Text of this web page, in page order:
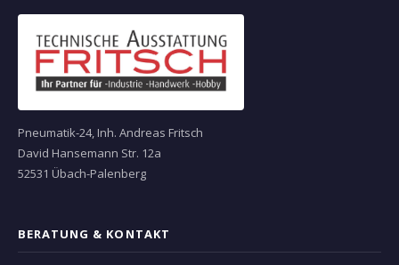
Pneumatik-24, Inh. Andreas Fritsch
David Hansemann Str. 12a
52531 Übach-Palenberg
BERATUNG & KONTAKT